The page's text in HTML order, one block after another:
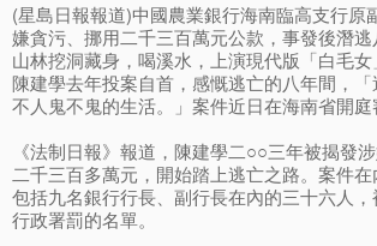
(星島日報報道)中國農業銀行海南臨高支行原
嫌貪污、挪用二千三百萬元公款，事發後潛
山林挖洞藏身，喝溪水，上演現代版「白毛女
陳建學去年投案自首，感慨逃亡的八年間，「
不人鬼不鬼的生活。」案件近日在海南省開庭
《法制日報》報道，陳建學二○○三年被揭發
二千三百多萬元，開始踏上逃亡之路。案件在
包括九名銀行行長、副行長在內的三十六人
行政署罰的名單。